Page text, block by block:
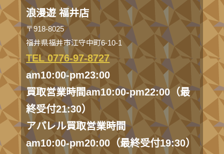
浪漫遊 福井店
〒918-8025
福井県福井市江守中町6-10-1
TEL 0776-97-8727
am10:00-pm23:00
買取営業時間am10:00-pm22:00（最
終受付21:30）
アパレル買取営業時間
am10:00-pm20:00（最終受付19:30）